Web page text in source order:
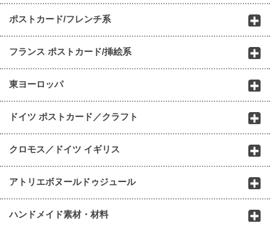
ポストカード/フレンチ系
フランス ポストカード/挿絵系
東ヨーロッパ
ドイツ ポストカード／クラフト
クロモス／ドイツ イギリス
アトリエボヌールドゥジュール
ハンドメイド素材・材料